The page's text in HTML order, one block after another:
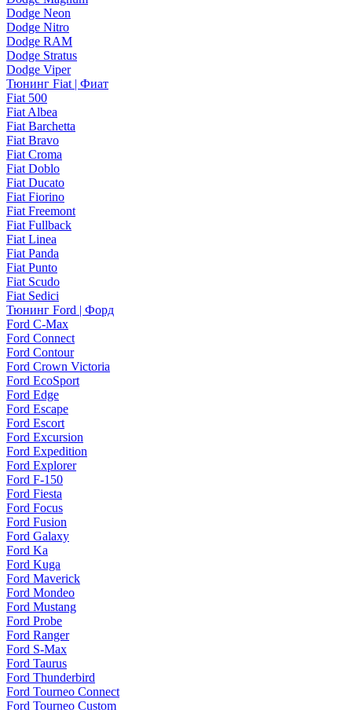
Dodge Neon
Dodge Nitro
Dodge RAM
Dodge Stratus
Dodge Viper
Тюнинг Fiat | Фиат
Fiat 500
Fiat Albea
Fiat Barchetta
Fiat Bravo
Fiat Croma
Fiat Doblo
Fiat Ducato
Fiat Fiorino
Fiat Freemont
Fiat Fullback
Fiat Linea
Fiat Panda
Fiat Punto
Fiat Scudo
Fiat Sedici
Тюнинг Ford | Форд
Ford C-Max
Ford Connect
Ford Contour
Ford Crown Victoria
Ford EcoSport
Ford Edge
Ford Escape
Ford Escort
Ford Excursion
Ford Expedition
Ford Explorer
Ford F-150
Ford Fiesta
Ford Focus
Ford Fusion
Ford Galaxy
Ford Ka
Ford Kuga
Ford Maverick
Ford Mondeo
Ford Mustang
Ford Probe
Ford Ranger
Ford S-Max
Ford Taurus
Ford Thunderbird
Ford Tourneo Connect
Ford Tourneo Custom